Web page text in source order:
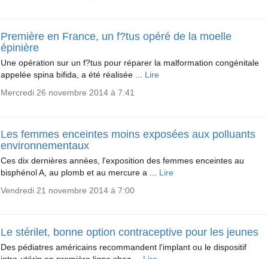
Première en France, un f?tus opéré de la moelle
épinière
Une opération sur un f?tus pour réparer la malformation congénitale
appelée spina bifida, a été réalisée ... Lire
Mercredi 26 novembre 2014 à 7:41
Les femmes enceintes moins exposées aux polluants
environnementaux
Ces dix dernières années, l'exposition des femmes enceintes au
bisphénol A, au plomb et au mercure a ... Lire
Vendredi 21 novembre 2014 à 7:00
Le stérilet, bonne option contraceptive pour les jeunes
Des pédiatres américains recommandent l'implant ou le dispositif